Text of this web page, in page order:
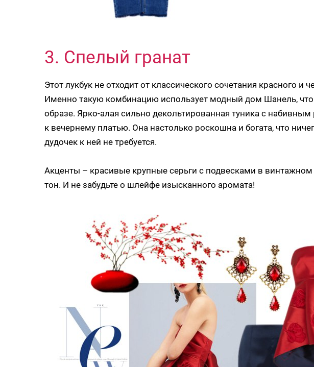
3. Спелый гранат
Этот лукбук не отходит от классического сочетания красного и
Именно такую комбинацию использует модный дом Шанель, что
образе. Ярко-алая сильно декольтированная туника с
к вечернему платью. Она настолько роскошна и богата, что
дудочек к ней не требуется.
Акценты – красивые крупные серьги с подвесками в
тон. И не забудьте о шлейфе изысканного аромата!